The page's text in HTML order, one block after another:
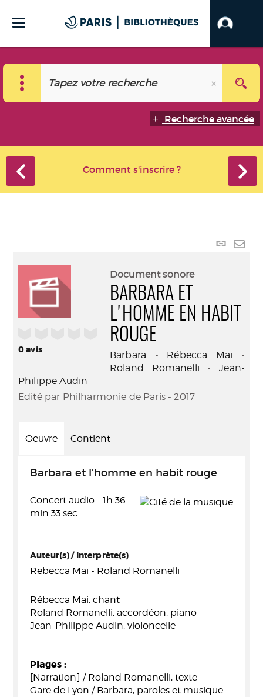
Recherche avancée
Comment s'inscrire ?
Lien
0avis
Document sonore
BARBARA ET
L'HOMME EN HABIT
ROUGE
Barbara - Rébecca Mai -
Roland Romanelli -Jean-
Philippe Audin
Edité par Philharmonie de Paris - 2017
Oeuvre Contient
Barbara et l'homme en habit rouge
Concert audio - 1h 36
min 33 sec
Auteur(s) / Interprète(s)
Rebecca Mai - Roland Romanelli
Rébecca Mai, chant
Roland Romanelli, accordéon, piano
Jean-Philippe Audin, violoncelle
Plages :
[Narration] / Roland Romanelli, texte
Gare de Lyon / Barbara, paroles et musique